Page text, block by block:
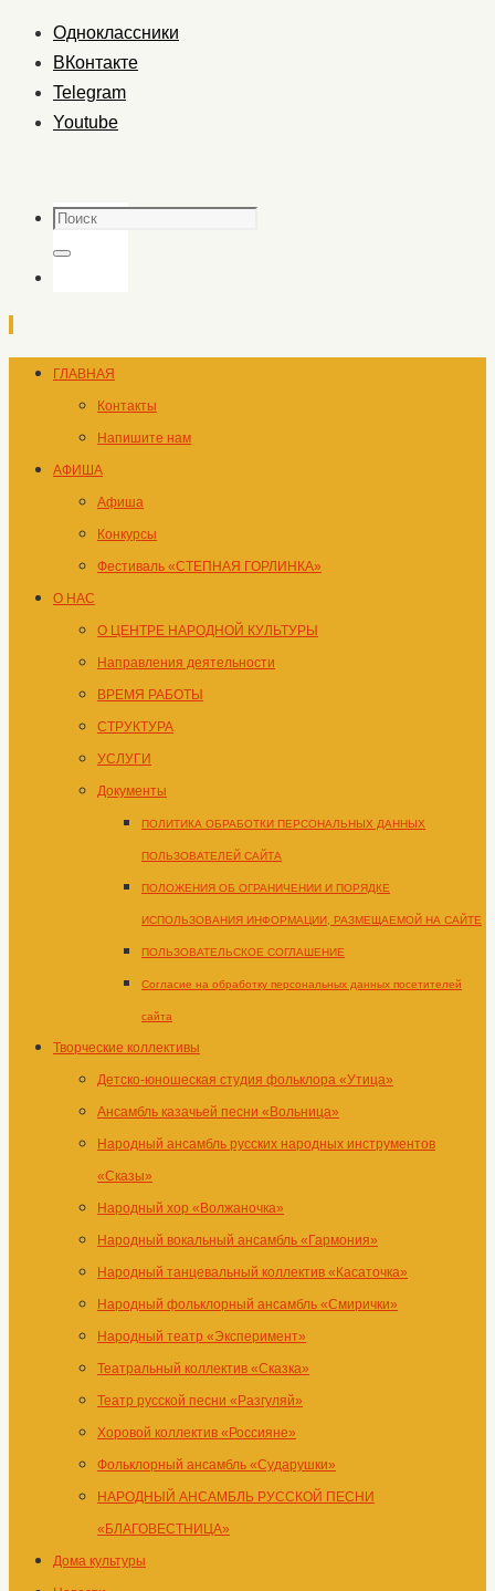
Одноклассники
ВКонтакте
Telegram
Youtube
Поиск
Поиск
Перейти
содержимому
ГЛАВНАЯ
Контакты
Напишите нам
АФИША
Афиша
Конкурсы
Фестиваль «СТЕПНАЯ ГОРЛИНКА»
О НАС
О ЦЕНТРЕ НАРОДНОЙ КУЛЬТУРЫ
Направления деятельности
ВРЕМЯ РАБОТЫ
СТРУКТУРА
УСЛУГИ
Документы
ПОЛИТИКА ОБРАБОТКИ ПЕРСОНАЛЬНЫХ ДАННЫХ
ПОЛЬЗОВАТЕЛЕЙ САЙТА
ПОЛОЖЕНИЯ ОБ ОГРАНИЧЕНИИ И ПОРЯДКЕ
ИСПОЛЬЗОВАНИЯ ИНФОРМАЦИИ, РАЗМЕЩАЕМОЙ НА САЙТЕ
ПОЛЬЗОВАТЕЛЬСКОЕ СОГЛАШЕНИЕ
Согласие на обработку персональных данных посетителей
сайта
Творческие коллективы
Детско-юношеская студия фольклора «Утица»
Ансамбль казачьей песни «Вольница»
Народный ансамбль русских народных инструментов
«Сказы»
Народный хор «Волжаночка»
Народный вокальный ансамбль «Гармония»
Народный танцевальный коллектив «Касаточка»
Народный фольклорный ансамбль «Смирички»
Народный театр «Эксперимент»
Театральный коллектив «Сказка»
Театр русской песни «Разгуляй»
Хоровой коллектив «Россияне»
Фольклорный ансамбль «Сударушки»
НАРОДНЫЙ АНСАМБЛЬ РУССКОЙ ПЕСНИ
«БЛАГОВЕСТНИЦА»
Дома культуры